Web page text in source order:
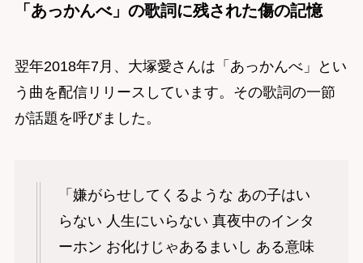
「あっかんべ」の歌詞に残された傷の記憶
翌年2018年7月、大塚愛さんは「あっかんべ」とい
う曲を配信リリースしています。その歌詞の一節
が話題を呼びました。
「嫌がらせしてくるような あの子はい
らない 人生にいらない 真夜中のインタ
ーホン お化けじゃあるまいし ある意味